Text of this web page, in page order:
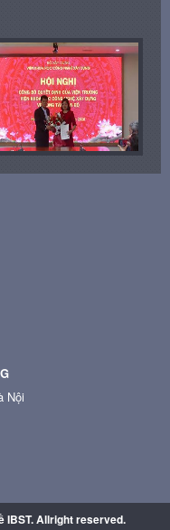
Nội
IBST. Allright reserved.